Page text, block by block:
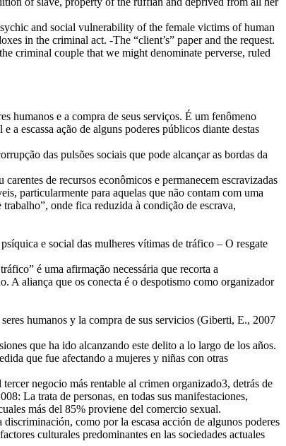
and social vulnerability of the female victims of human
in the criminal act. -The “client’s” paper and the request.
criminal couple that we might denominate perverse, ruled
humanos e a compra de seus serviços. É um fenômeno
escassa ação de alguns poderes públicos diante destas
das pulsões sociais que pode alcançar as bordas da
de recursos econômicos e permanecem escravizadas
particularmente para aquelas que não contam com uma
onde fica reduzida à condição de escrava,
e social das mulheres vítimas de tráfico – O resgate
é uma afirmação necessária que recorta a
A aliança que os conecta é o despotismo como organizador
humanos y la compra de sus servicios (Giberti, E., 2007
que ha ido alcanzando este delito a lo largo de los años.
que fue afectando a mujeres y niñas con otras
negocio más rentable al crimen organizado3, detrás de
La trata de personas, en todas sus manifestaciones,
más del 85% proviene del comercio sexual.
como por la escasa acción de algunos poderes
culturales predominantes en las sociedades actuales